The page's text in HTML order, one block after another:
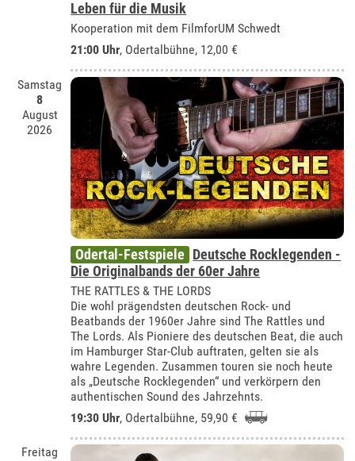
Leben für die Musik
Kooperation mit dem FilmforUM Schwedt
21:00 Uhr, Odertalbühne, 12,00 €
Samstag
8
August
2026
Odertal-Festspiele Deutsche Rocklegenden -
Die Originalbands der 60er Jahre
THE RATTLES & THE LORDS
Die wohl prägendsten deutschen Rock- und
Beatbands der 1960er Jahre sind The Rattles und
The Lords. Als Pioniere des deutschen Beat, die auch
im Hamburger Star-Club auftraten, gelten sie als
wahre Legenden. Zusammen touren sie noch heute
als „Deutsche Rocklegenden“ und verkörpern den
authentischen Sound des Jahrzehnts.
19:30 Uhr, Odertalbühne, 59,90 €
Freitag